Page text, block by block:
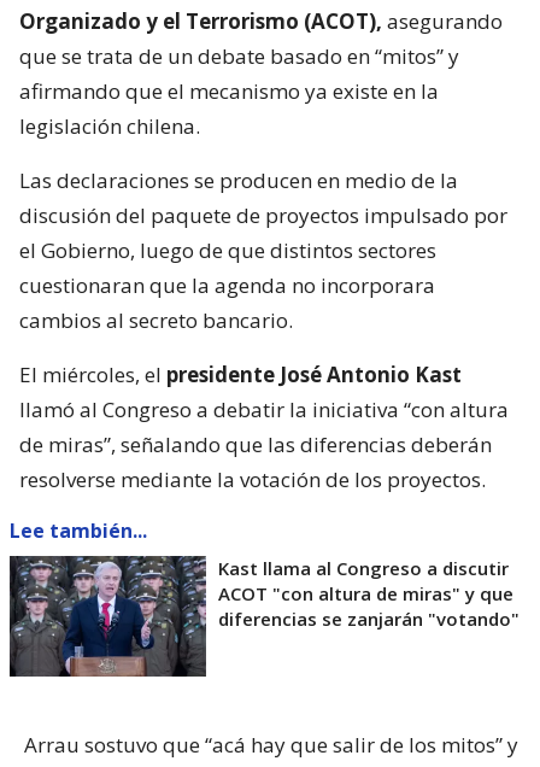
Organizado y el Terrorismo (ACOT), asegurando
que se trata de un debate basado en “mitos” y
afirmando que el mecanismo ya existe en la
legislación chilena.
Las declaraciones se producen en medio de la
discusión del paquete de proyectos impulsado por
el Gobierno, luego de que distintos sectores
cuestionaran que la agenda no incorporara
cambios al secreto bancario.
El miércoles, el presidente José Antonio Kast
llamó al Congreso a debatir la iniciativa “con altura
de miras”, señalando que las diferencias deberán
resolverse mediante la votación de los proyectos.
Lee también...
Kast llama al Congreso a discutir
ACOT "con altura de miras" y que
diferencias se zanjarán "votando"
Arrau sostuvo que “acá hay que salir de los mitos” y